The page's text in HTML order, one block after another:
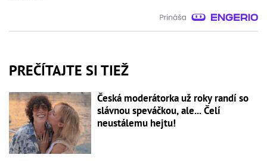
PREČÍTAJTE SI TIEŽ
Česká moderátorka už roky randí so
slávnou speváčkou, ale... Čelí
neustálemu hejtu!